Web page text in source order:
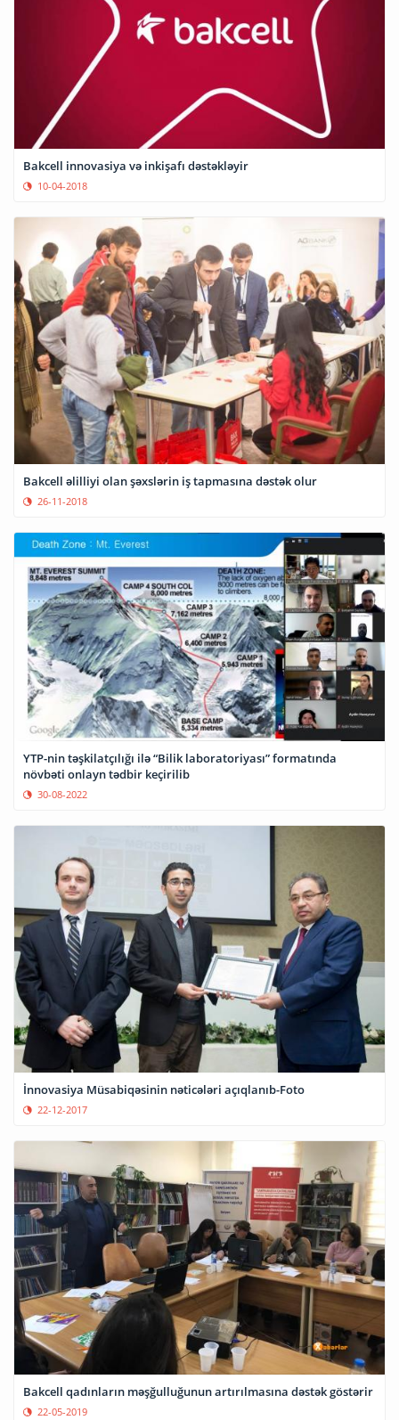
Bakcell innovasiya və inkişafı dəstəkləyir
10-04-2018
Bakcell əlilliyi olan şəxslərin iş tapmasına dəstək olur
26-11-2018
YTP-nin təşkilatçılığı ilə “Bilik laboratoriyası” formatında
növbəti onlayn tədbir keçirilib
30-08-2022
İnnovasiya Müsabiqəsinin nəticələri açıqlanıb-Foto
22-12-2017
Bakcell qadınların məşğulluğunun artırılmasına dəstək göstərir
22-05-2019